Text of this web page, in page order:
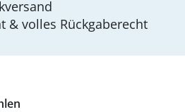
& volles Rückgaberecht